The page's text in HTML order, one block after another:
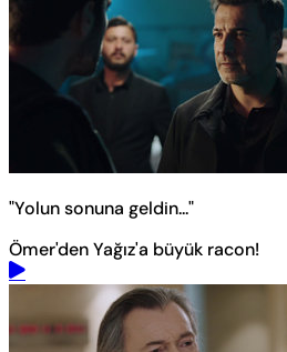
"Yolun sonuna geldin..."
Ömer'den Yağız'a büyük racon!